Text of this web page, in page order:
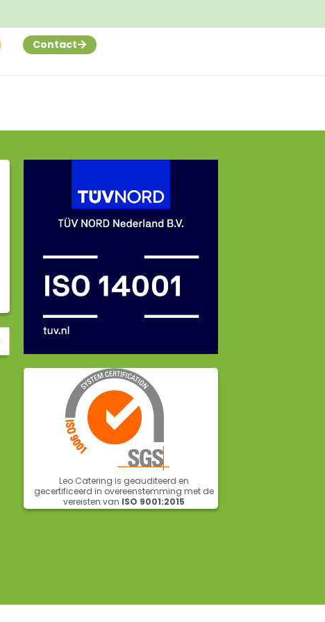
Contact
Leo Catering is geauditeerd en
gecertificeerd in overeenstemming met de
vereisten van ISO 9001:2015